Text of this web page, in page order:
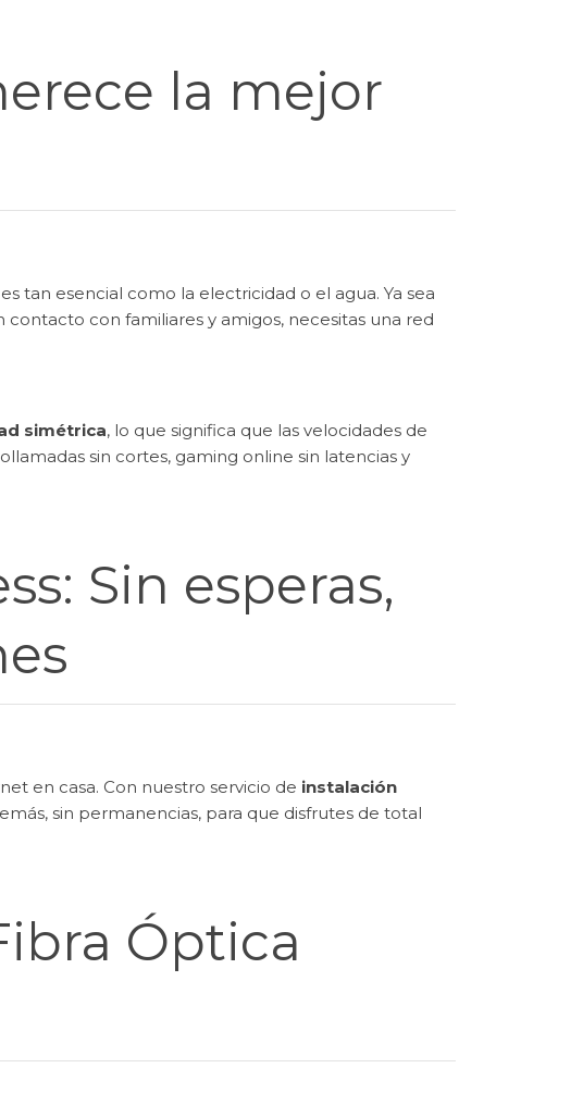
la mejor
tan esencial como la electricidad o el agua. Ya sea
con familiares y amigos, necesitas una red
simétrica, lo que significa que las velocidades de
sin cortes, gaming online sin latencias y
Sin esperas,
en casa. Con nuestro servicio de instalación
sin permanencias, para que disfrutes de total
Óptica